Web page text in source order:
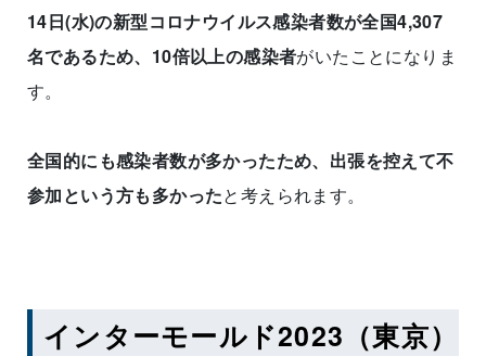
14日(水)の新型コロナウイルス感染者数が全国4,307
名であるため、10倍以上の感染者がいたことになりま
す。
全国的にも感染者数が多かったため、出張を控えて不
参加という方も多かったと考えられます。
インターモールド2023（東京）